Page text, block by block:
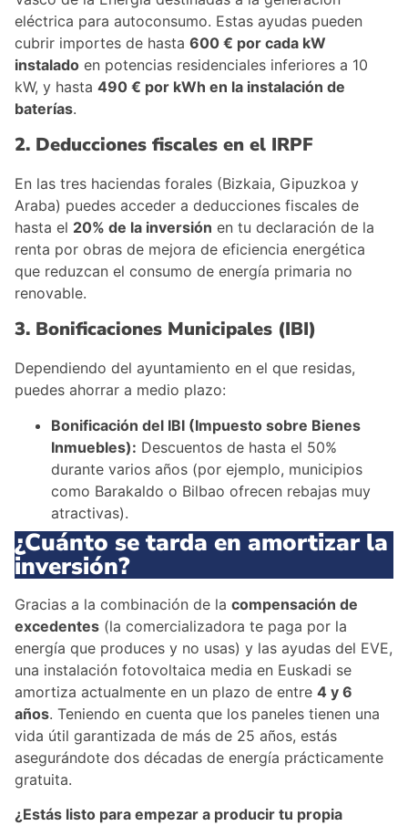
eléctrica para autoconsumo. Estas ayudas pueden
cubrir importes de hasta 600 € por cada kW
instalado en potencias residenciales inferiores a 10
kW, y hasta 490 € por kWh en la instalación de
baterías.
2. Deducciones fiscales en el IRPF
En las tres haciendas forales (Bizkaia, Gipuzkoa y
Araba) puedes acceder a deducciones fiscales de
hasta el 20% de la inversión en tu declaración de la
renta por obras de mejora de eficiencia energética
que reduzcan el consumo de energía primaria no
renovable.
3. Bonificaciones Municipales (IBI)
Dependiendo del ayuntamiento en el que residas,
puedes ahorrar a medio plazo:
Bonificación del IBI (Impuesto sobre Bienes
Inmuebles): Descuentos de hasta el 50%
durante varios años (por ejemplo, municipios
como Barakaldo o Bilbao ofrecen rebajas muy
atractivas).
¿Cuánto se tarda en amortizar la
inversión?
Gracias a la combinación de la compensación de
excedentes (la comercializadora te paga por la
energía que produces y no usas) y las ayudas del EVE,
una instalación fotovoltaica media en Euskadi se
amortiza actualmente en un plazo de entre 4 y 6
años. Teniendo en cuenta que los paneles tienen una
vida útil garantizada de más de 25 años, estás
asegurándote dos décadas de energía prácticamente
gratuita.
¿Estás listo para empezar a producir tu propia